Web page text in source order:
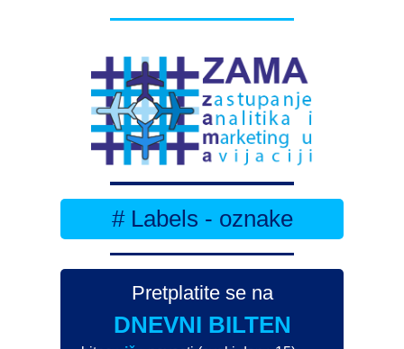
# Labels - oznake
Pretplatite se na
DNEVNI BILTEN